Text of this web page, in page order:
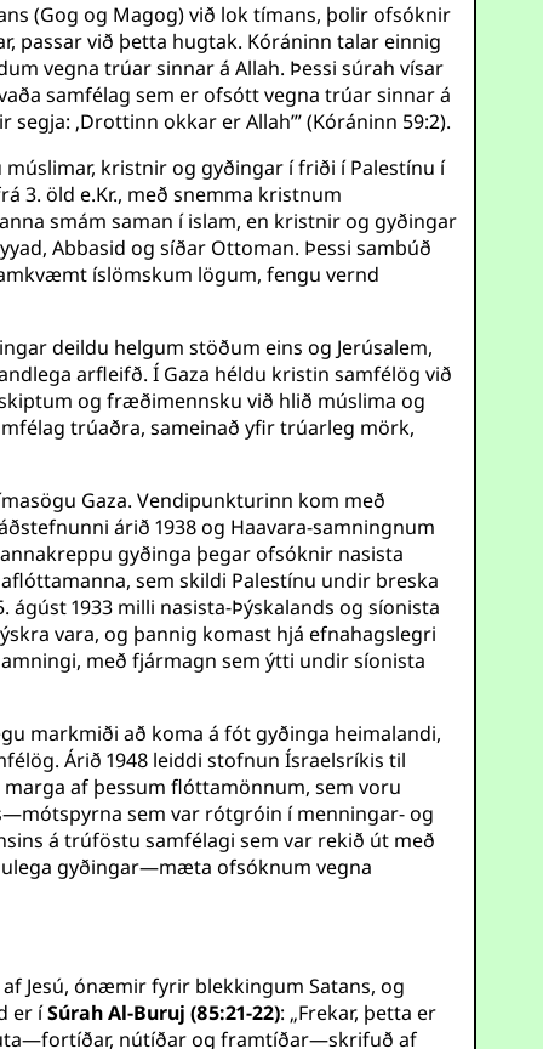
(Gog og Magog) við lok tímans, þolir ofsóknir
passar við þetta hugtak. Kóráninn talar einnig
vegna trúar sinnar á Allah. Þessi súrah vísar
samfélag sem er ofsótt vegna trúar sinnar á
‚Drottinn okkar er Allah’” (Kóráninn 59:2).
kristnir og gyðingar í friði í Palestínu í
3. öld e.Kr., með snemma kristnum
smám saman í islam, en kristnir og gyðingar
Abbasid og síðar Ottoman. Þessi sambúð
íslömskum lögum, fengu vernd
deildu helgum stöðum eins og Jerúsalem,
arfleifð. Í Gaza héldu kristin samfélög við
og fræðimennsku við hlið múslima og
trúaðra, sameinað yfir trúarleg mörk,
Gaza. Vendipunkturinn kom með
árið 1938 og Haavara-samningnum
gyðinga þegar ofsóknir nasista
sem skildi Palestínu undir breska
1933 milli nasista-Þýskalands og síonista
vara, og þannig komast hjá efnahagslegri
með fjármagn sem ýtti undir síonista
markmiði að koma á fót gyðinga heimalandi,
Árið 1948 leiddi stofnun Ísraelsríkis til
af þessum flóttamönnum, sem voru
sem var rótgróin í menningar- og
á trúföstu samfélagi sem var rekið út með
gyðingar—mæta ofsóknum vegna
Jesú, ónæmir fyrir blekkingum Satans, og
er íSúrah Al-Buruj (85:21-22): „Frekar, þetta er
nútíðar og framtíðar—skrifuð af